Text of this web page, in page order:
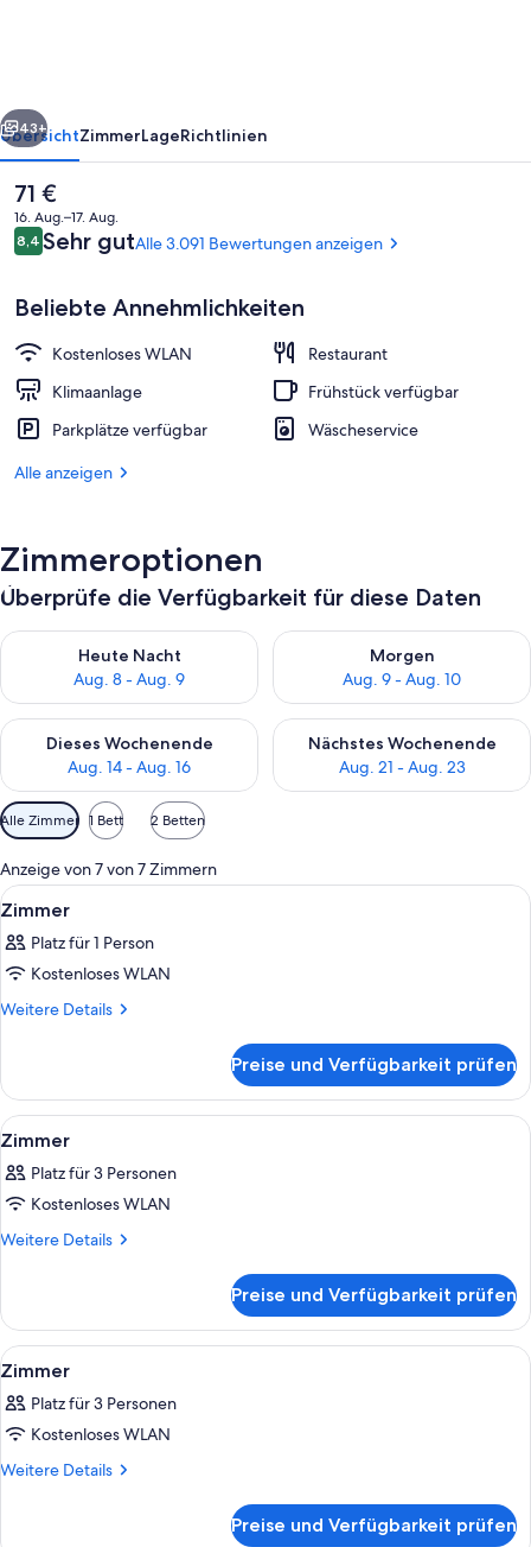
Öffentliches Bad
Weiter
43+
ÜbersichtZimmerLageRichtlinien
Der
aktuelle
Preis
beträgt
71 €
16. Aug.–17. Aug.
Bewertungen
8,48,4 von 10.
Sehr gutAlle 3.091 Bewertungen anzeigen
Beliebte Annehmlichkeiten
Kostenloses WLAN
Restaurant
Klimaanlage
Frühstück verfügbar
Parkplätze verfügbar
Wäscheservice
Alle anzeigen
Zimmeroptionen
Überprüfe die Verfügbarkeit für diese Daten
Heute Nacht
Aug. 8 - Aug. 9
Überprüfe die Verfügbarkeit für heute Nacht, Aug. 8 - Aug. 9.
Morgen
Aug. 9 - Aug. 10
Überprüfe die Verfügbarkeit
Dieses Wochenende
Aug. 14 - Aug. 16
Überprüfe die Verfügbarkeit für dieses Wochenende, Aug. 14
Nächstes Wochenende
Aug. 21 - Aug. 23
Überprüfe die Verfügbarkeit
Verfügbare
Filter
für
Zimmer
Alle Zimmer 1 Bett 2 Betten
Anzeige von 7 von 7 Zimmern
Alle
Fotos
für
Zimmer
anzeigen
Ein Hotelzimmer mit einem Bett,
4
Zimmer
Platz für 1 Person
Kostenloses WLAN
Weitere Details
Weitere
Preise und Verfügbarkeit prüfen
Alle
Fotos
für
Zimmer
anzeigen
Ein Hotelzimmer mit zwei Betten,
1
Zimmer
Platz für 3 Personen
Kostenloses WLAN
Weitere Details
Weitere
Preise und Verfügbarkeit prüfen
Alle
Fotos
für
Zimmer
anzeigen
Ein Hotelzimmer mit Bett,
1
Zimmer
Platz für 3 Personen
Kostenloses WLAN
Weitere Details
Weitere
Preise und Verfügbarkeit prüfen